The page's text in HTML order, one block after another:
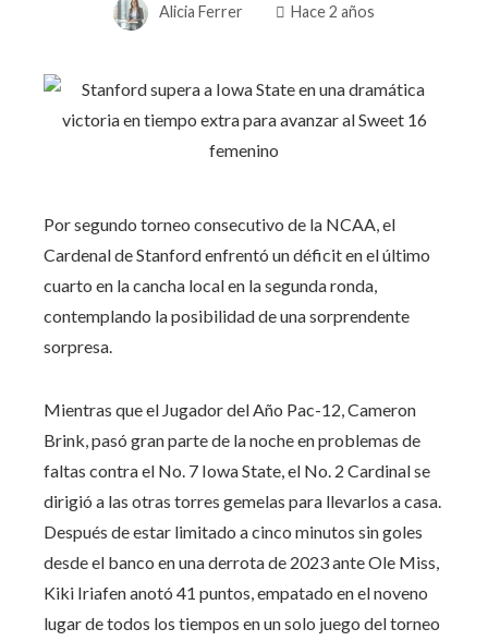
Alicia Ferrer Hace 2 años
Por segundo torneo consecutivo de la NCAA, el
Cardenal de Stanford enfrentó un déficit en el último
cuarto en la cancha local en la segunda ronda,
contemplando la posibilidad de una sorprendente
sorpresa.
Mientras que el Jugador del Año Pac-12, Cameron
Brink, pasó gran parte de la noche en problemas de
faltas contra el No. 7 Iowa State, el No. 2 Cardinal se
dirigió a las otras torres gemelas para llevarlos a casa.
Después de estar limitado a cinco minutos sin goles
desde el banco en una derrota de 2023 ante Ole Miss,
Kiki Iriafen anotó 41 puntos, empatado en el noveno
lugar de todos los tiempos en un solo juego del torneo